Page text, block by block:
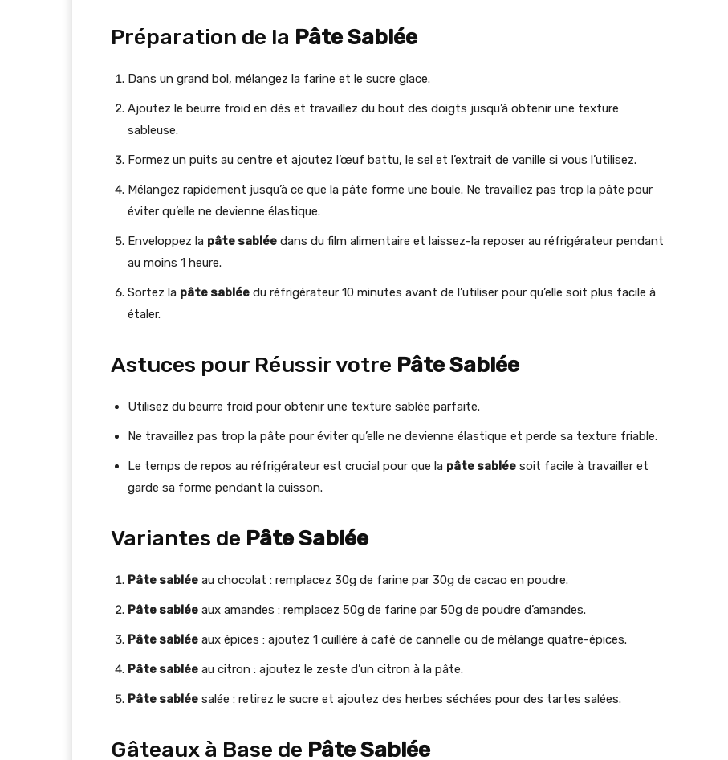
Préparation de la Pâte Sablée
Dans un grand bol, mélangez la farine et le sucre glace.
Ajoutez le beurre froid en dés et travaillez du bout des doigts jusqu’à obtenir une texture
sableuse.
Formez un puits au centre et ajoutez l’œuf battu, le sel et l’extrait de vanille si vous l’utilisez.
Mélangez rapidement jusqu’à ce que la pâte forme une boule. Ne travaillez pas trop la pâte pour
éviter qu’elle ne devienne élastique.
Enveloppez la pâte sablée dans du film alimentaire et laissez-la reposer au réfrigérateur pendant
au moins 1 heure.
Sortez la pâte sablée du réfrigérateur 10 minutes avant de l’utiliser pour qu’elle soit plus facile à
étaler.
Astuces pour Réussir votre Pâte Sablée
Utilisez du beurre froid pour obtenir une texture sablée parfaite.
Ne travaillez pas trop la pâte pour éviter qu’elle ne devienne élastique et perde sa texture friable.
Le temps de repos au réfrigérateur est crucial pour que la pâte sablée soit facile à travailler et
garde sa forme pendant la cuisson.
Variantes de Pâte Sablée
Pâte sablée au chocolat : remplacez 30g de farine par 30g de cacao en poudre.
Pâte sablée aux amandes : remplacez 50g de farine par 50g de poudre d’amandes.
Pâte sablée aux épices : ajoutez 1 cuillère à café de cannelle ou de mélange quatre-épices.
Pâte sablée au citron : ajoutez le zeste d’un citron à la pâte.
Pâte sablée salée : retirez le sucre et ajoutez des herbes séchées pour des tartes salées.
Gâteaux à Base de Pâte Sablée